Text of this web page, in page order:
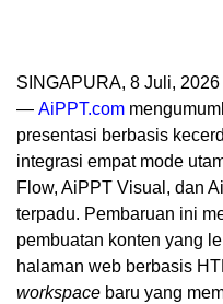
SINGAPURA, 8 Juli, 2026
— AiPPT.com
presentasi berbasis
integrasi empat mode
Flow, AiPPT Visual, dan
terpadu. Pembaruan ini
pembuatan konten yang
halaman web berbasis
workspace baru yang